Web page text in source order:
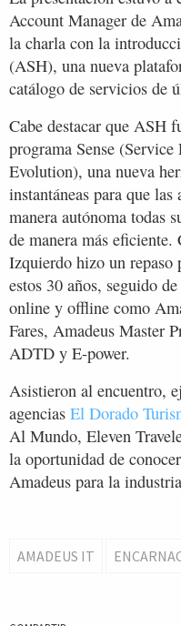
Account Manager de
la charla con la
(ASH), una nueva
catálogo de servicios de
Cabe destacar que ASH
programa Sense
Evolution), una nueva
instantáneas para que las
manera autónoma todas
de manera más eficiente.
Izquierdo hizo un repaso
estos 30 años, seguido
online y offline como
Fares, Amadeus Master
ADTD y E-power.
Asistieron al encuentro,
agencias El Dorado
Al Mundo, Eleven
la oportunidad de
Amadeus para la
AMADEUS IT